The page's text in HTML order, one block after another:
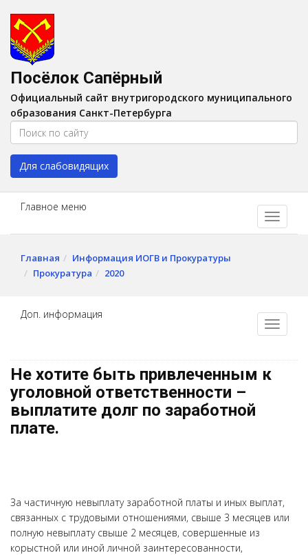
Изображения:
Цвет:A A
Посёлок Сапёрный
Официальный сайт внутригородского муниципального
образования Санкт-Петербурга
Для слабовидящих
Главное меню
Главная
Информация ИОГВ и Прокуратуры
Прокуратура
2020
Доп. информация
Не хотите быть привлеченным к
уголовной ответственности –
выплатите долг по заработной
плате.
За частичную невыплату заработной платы и иных выплат,
связанных с трудовыми отношениями, свыше 3 месяцев или
полную невыплату свыше 2 месяцев, совершенные из
корыстной или иной личной заинтересованности,